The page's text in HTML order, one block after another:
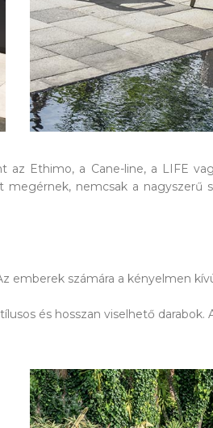
Ethimo, a Cane-line, a LIFE
nemcsak a nagyszerű
emberek számára a kényelmen
és hosszan viselhető